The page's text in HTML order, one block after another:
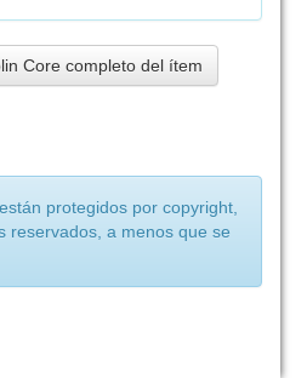
Core completo del ítem
protegidos por copyright,
reservados, a menos que se